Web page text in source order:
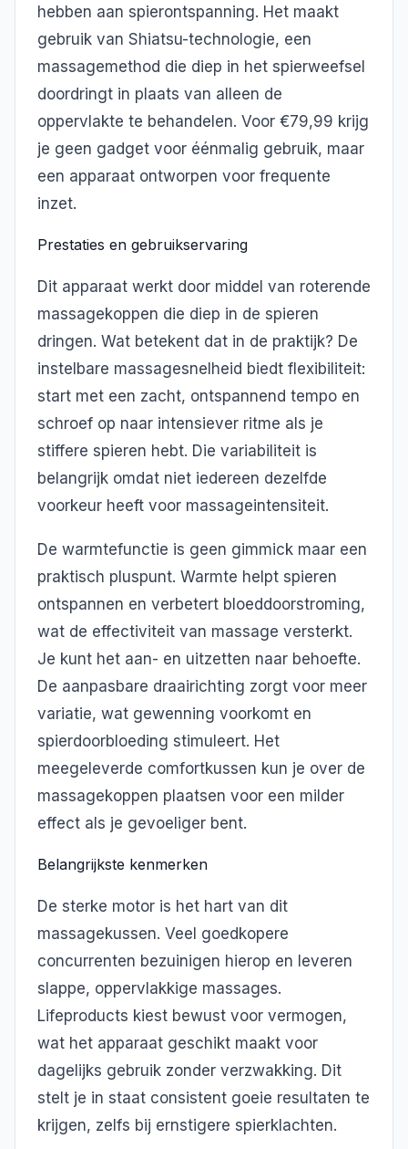
hebben aan spierontspanning. Het maakt
gebruik van Shiatsu-technologie, een
massagemethod die diep in het spierweefsel
doordringt in plaats van alleen de
oppervlakte te behandelen. Voor €79,99 krijg
je geen gadget voor éénmalig gebruik, maar
een apparaat ontworpen voor frequente
inzet.
Prestaties en gebruikservaring
Dit apparaat werkt door middel van roterende
massagekoppen die diep in de spieren
dringen. Wat betekent dat in de praktijk? De
instelbare massagesnelheid biedt flexibiliteit:
start met een zacht, ontspannend tempo en
schroef op naar intensiever ritme als je
stiffere spieren hebt. Die variabiliteit is
belangrijk omdat niet iedereen dezelfde
voorkeur heeft voor massageintensiteit.
De warmtefunctie is geen gimmick maar een
praktisch pluspunt. Warmte helpt spieren
ontspannen en verbetert bloeddoorstroming,
wat de effectiviteit van massage versterkt.
Je kunt het aan- en uitzetten naar behoefte.
De aanpasbare draairichting zorgt voor meer
variatie, wat gewenning voorkomt en
spierdoorbloeding stimuleert. Het
meegeleverde comfortkussen kun je over de
massagekoppen plaatsen voor een milder
effect als je gevoeliger bent.
Belangrijkste kenmerken
De sterke motor is het hart van dit
massagekussen. Veel goedkopere
concurrenten bezuinigen hierop en leveren
slappe, oppervlakkige massages.
Lifeproducts kiest bewust voor vermogen,
wat het apparaat geschikt maakt voor
dagelijks gebruik zonder verzwakking. Dit
stelt je in staat consistent goeie resultaten te
krijgen, zelfs bij ernstigere spierklachten.